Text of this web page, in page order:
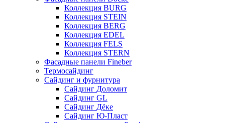
Коллекция BURG
Коллекция STEIN
Коллекция BERG
Коллекция EDEL
Коллекция FELS
Коллекция STERN
Фасадные панели Fineber
Термосайдинг
Сайдинг и фурнитура
Сайдинг Доломит
Сайдинг GL
Сайдинг Дёке
Сайдинг Ю-Пласт